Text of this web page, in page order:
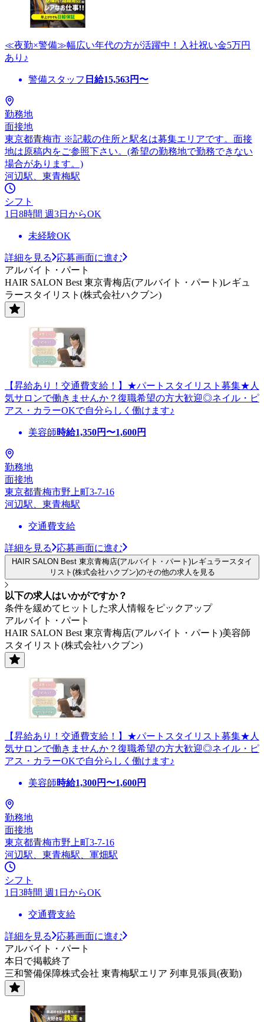
≪夜勤×警備≫幅広い年代の方が活躍中！入社祝い金5万円
あり♪
警備スタッフ 日給15,563円〜
勤務地
面接地
東京都青梅市 ※記載の住所と駅名は募集エリアです。面接
地は原稿内をご参照下さい。(希望の勤務地で勤務できない
場合があります。)
河辺駅、東青梅駅
シフト
1日8時間 週3日からOK
未経験OK
詳細を見る
応募画面に進む
アルバイト・パート
HAIR SALON Best 東京青梅店(アルバイト・パート)レギュ
ラースタイリスト(株式会社ハクブン)
【昇給あり！交通費支給！】★パートスタイリスト募集★人
気サロンで働きませんか？復職希望の方大歓迎◎ネイル・ピ
アス・カラーOKで自分らしく働けます♪
美容師時給1,350円〜1,600円
勤務地
面接地
東京都青梅市野上町3-7-16
河辺駅、東青梅駅
交通費支給
詳細を見る 応募画面に進む
HAIR SALON Best 東京青梅店(アルバイト・パート)レギュラースタイ
リスト(株式会社ハクブン)のその他の求人を見る
以下の求人はいかがですか？
条件を緩めてヒットした求人情報をピックアップ
アルバイト・パート
HAIR SALON Best 東京青梅店(アルバイト・パート)美容師
スタイリスト(株式会社ハクブン)
【昇給あり！交通費支給！】★パートスタイリスト募集★人
気サロンで働きませんか？復職希望の方大歓迎◎ネイル・ピ
アス・カラーOKで自分らしく働けます♪
美容師時給1,300円〜1,600円
勤務地
面接地
東京都青梅市野上町3-7-16
河辺駅、東青梅駅、軍畑駅
シフト
1日3時間 週1日からOK
交通費支給
詳細を見る
応募画面に進む
アルバイト・パート
本日で掲載終了
三和警備保障株式会社 東青梅駅エリア 列車見張員(夜勤)